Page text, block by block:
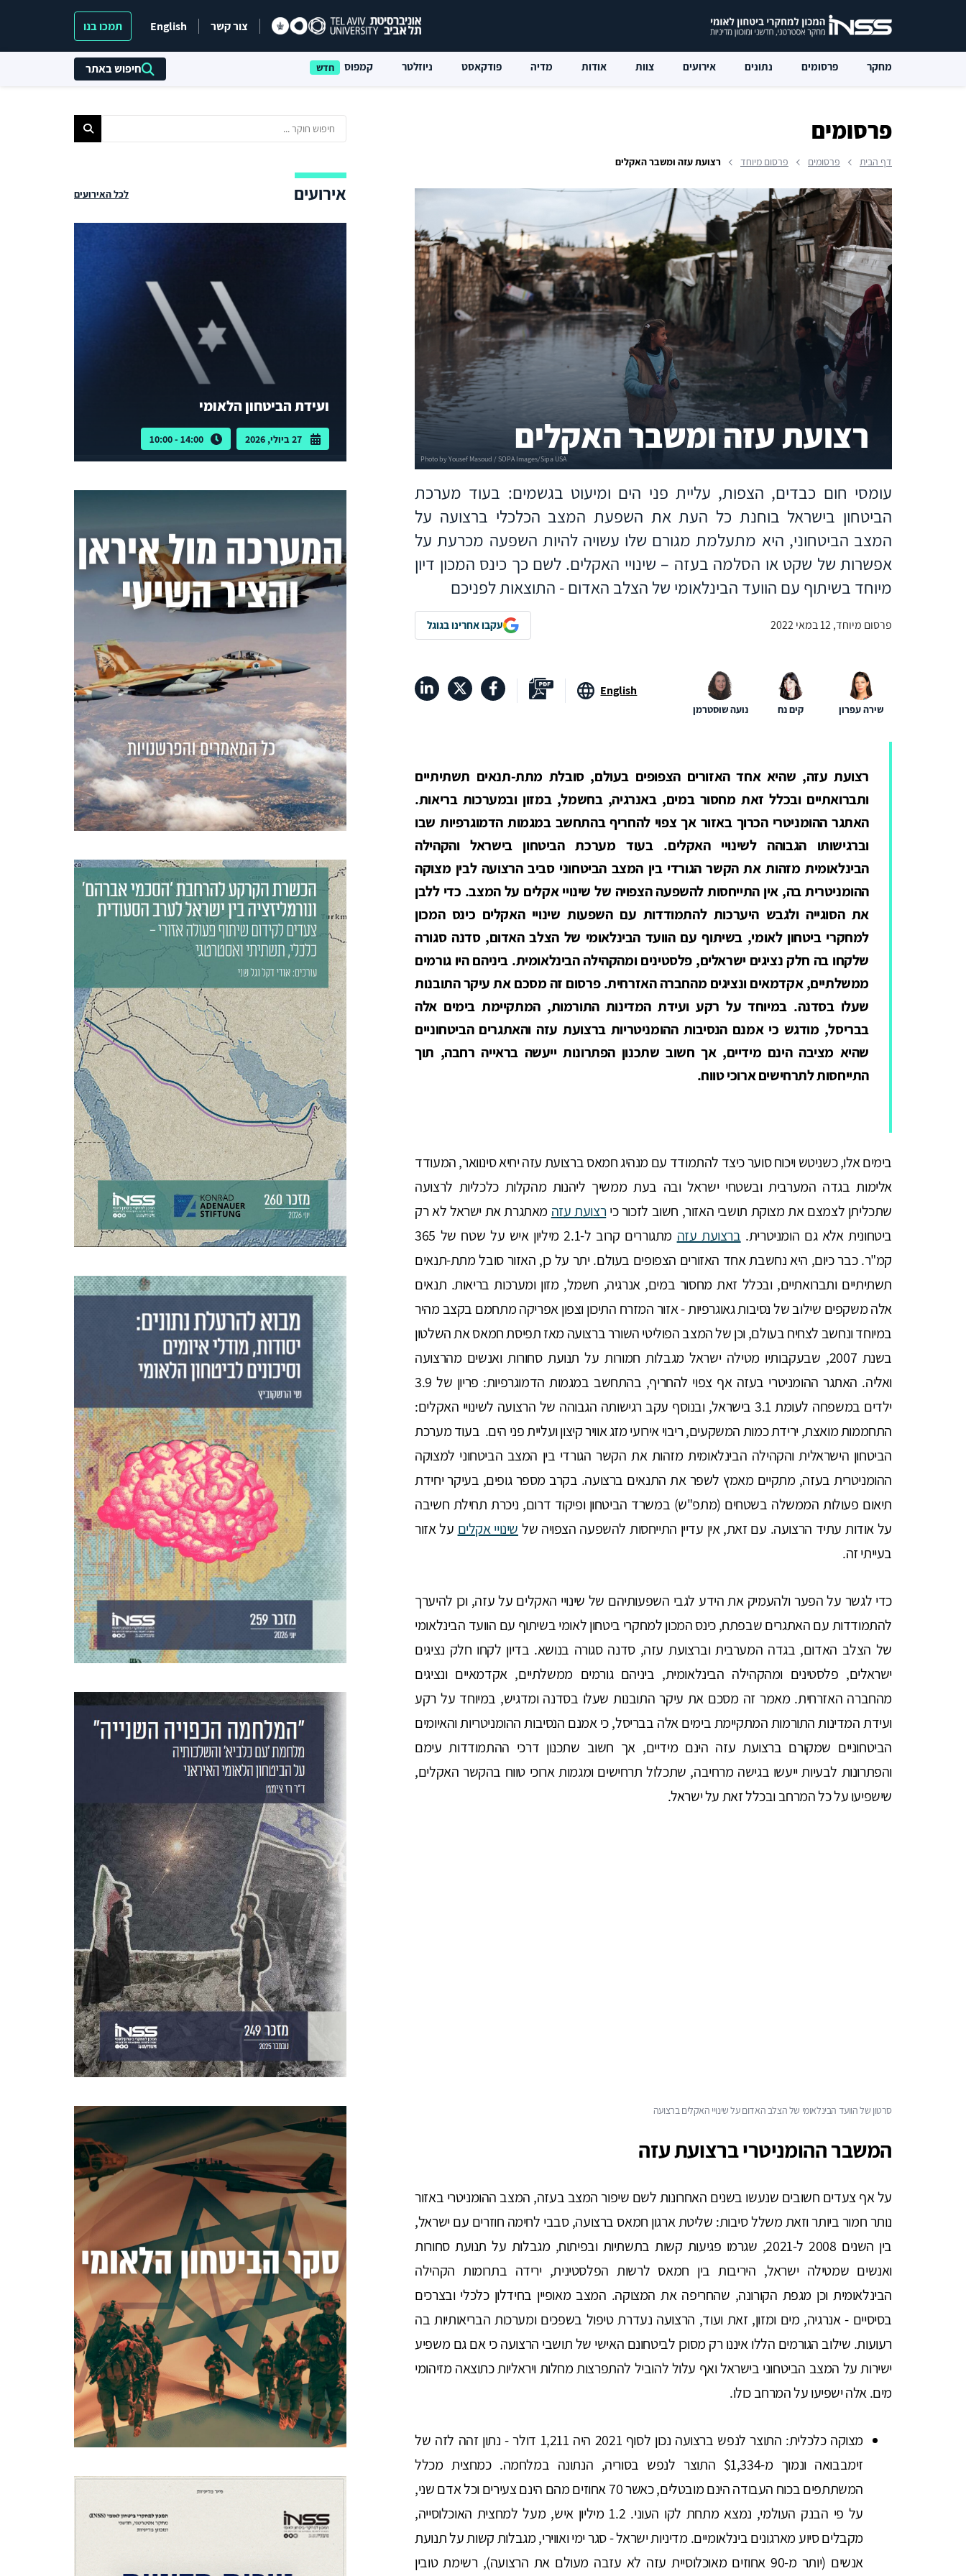
צור קשר English תמכו בנו
מחקר פרסומים נתונים אירועים צוות אודות מדיה פודקאסט ניוזלטר קמפוס חיפוש באתר
פרסומים
דף הבית פרסומים פרסום מיוחד רצועת עזה ומשבר האקלים
רצועת עזה ומשבר האקלים
עומסי חום כבדים, הצפות, עליית פני הים ומיעוט בגשמים: בעוד מערכת
הביטחון בישראל בוחנת כל העת את השפעת המצב הכלכלי ברצועה על
המצב הביטחוני, היא מתעלמת מגורם שלו עשויה להיות השפעה מכרעת על
אפשרות של שקט או הסלמה בעזה – שינויי האקלים. לשם כך כינס המכון דיון
מיוחד בשיתוף עם הוועד הבינלאומי של הצלב האדום - התוצאות לפניכם
פרסום מיוחד, 12 במאי 2022 עקבו אחרינו בגוגל
English
שירה עפרון קים נח נועה שוסטרמן
רצועת עזה, שהיא אחד האזורים הצפופים בעולם, סובלת מתת-תנאים תשתיתיים
ותברואתיים ובכלל זאת מחסור במים, באנרגיה, בחשמל, במזון ובמערכות בריאות.
האתגר ההומניטרי הכרוך באזור אך צפוי להחריף בהתחשב במגמות הדמוגרפיות שבו
וברגישותו הגבוהה לשינויי האקלים. בעוד מערכת הביטחון בישראל והקהילה
הבינלאומית מזהות את הקשר הגורדי בין המצב הביטחוני סביב הרצועה לבין מצוקה
ההומניטרית בה, אין התייחסות להשפעה הצפויה של שינויי אקלים על המצב. כדי ללבן
את הסוגייה ולגבש היערכות להתמודדות עם השפעות שינויי האקלים כינס המכון
למחקרי ביטחון לאומי, בשיתוף עם הוועד הבינלאומי של הצלב האדום, סדנה סגורה
שלקחו בה חלק נציגים ישראלים, פלסטינים ומהקהילה הבינלאומית. ביניהם היו גורמים
ממשלתיים, אקדמאים ונציגים מהחברה האזרחית. פרסום זה מסכם את עיקר התובנות
שעלו בסדנה. במיוחד על רקע ועידת המדינות התורמות, המתקיימת בימים אלה
בבריסל, מודגש כי אמנם הנסיבות ההומניטריות ברצועת עזה והאתגרים הביטחוניים
שהיא מציבה הינם מידיים, אך חשוב שתכנון הפתרונות ייעשה בראייה רחבה, תוך
התייחסות לתרחישים ארוכי טווח.
בימים אלו, כשניטש ויכוח סוער כיצד להתמודד עם מנהיג חמאס ברצועת עזה יחיא סינוואר, המעודד
אלימות בגדה המערבית ובשטחי ישראל ובה בעת ממשיך ליהנות מהקלות כלכליות לרצועה
שתכליתן לצמצם את מצוקת תושבי האזור, חשוב לזכור כי רצועת עזה מאתגרת את ישראל לא רק
ביטחונית אלא גם הומניטרית. ברצועת עזה
מתגוררים קרוב ל-2.1 מיליון איש על שטח של 365
קמ"ר. כבר כיום, היא נחשבת אחד האזורים הצפופים בעולם. יתר על כן, האזור סובל מתת-תנאים
תשתיתיים ותברואתיים, ובכלל זאת מחסור במים, אנרגיה, חשמל, מזון ומערכות בריאות. תנאים
אלה משקפים שילוב של נסיבות גאוגרפיות - אזור המזרח התיכון וצפון אפריקה מתחמם בקצב מהיר
במיוחד ונחשב לצחיח בעולם, וכן של המצב הפוליטי השורר ברצועה מאז תפיסת חמאס את השלטון
בשנת 2007, שבעקבותיו מטילה ישראל מגבלות חמורות על תנועת סחורות ואנשים מהרצועה
ואליה. האתגר ההומניטרי בעזה אף צפוי להחריף, בהתחשב במגמות הדמוגרפיות: פריון של 3.9
ילדים במשפחה לעומת 3.1 בישראל, ובנוסף עקב רגישותה הגבוהה של הרצועה לשינויי האקלים:
התחממות מואצת, ירידת כמות המשקעים, ריבוי אירועי מזג אוויר קיצון ועליית פני הים. בעוד מערכת
הביטחון הישראלית והקהילה הבינלאומית מזהות את הקשר הגורדי בין המצב הביטחוני למצוקה
ההומניטרית בעזה, מתקיים מאמץ לשפר את התנאים ברצועה. בקרב מספר גופים, בעיקר יחידת
תיאום פעולות הממשלה בשטחים (מתפ"ש) במשרד הביטחון ופיקוד דרום, ניכרת תחילת חשיבה
על אודות עתיד הרצועה. עם זאת, אין עדיין התייחסות להשפעה הצפויה של שינויי אקלים על אזור
בעייתי זה.
כדי לגשר על הפער ולהעמיק את הידע לגבי השפעותיהם של שינויי האקלים על עזה, וכן להיערך
להתמודדות עם האתגרים שבפתח, כינס המכון למחקרי ביטחון לאומי בשיתוף עם הוועד הבינלאומי
של הצלב האדום, בגדה המערבית וברצועת עזה, סדנה סגורה בנושא. בדיון לקחו חלק נציגים
ישראלים, פלסטינים ומהקהילה הבינלאומית, ביניהם גורמים ממשלתיים, אקדמאיים ונציגים
מהחברה האזרחית. מאמר זה מסכם את עיקר התובנות שעלו בסדנה ומדגיש, במיוחד על רקע
ועידת המדינות התורמות המתקיימת בימים אלה בבריסל, כי אמנם הנסיבות ההומניטריות והאיומים
הביטחוניים שמקורם ברצועת עזה הינם מידיים, אך חשוב שתכנון דרכי ההתמודדות עימם
והפתרונות לבעיות ייעשו בגישה מרחיבה, שתכלול תרחישים ומגמות ארוכי טווח בהקשר האקלים,
שישפיעו על כל המרחב ובכלל זאת על ישראל.
סרטון של הוועד הבינלאומי של הצלב האדום על שינויי האקלים ברצועה
המשבר ההומניטרי ברצועת עזה
על אף צעדים חשובים שנעשו בשנים האחרונות לשם שיפור המצב בעזה, המצב ההומניטרי באזור
נותר חמור ביותר וזאת משלל סיבות: שליטת ארגון חמאס ברצועה, סבבי לחימה חוזרים עם ישראל,
בין השנים 2008 ל-2021, שגרמו פגיעות קשות בתשתיות ובפיתוח, מגבלות על תנועת סחורות
ואנשים שמטילה ישראל, היריבות בין חמאס לרשות הפלסטינית, ירידה בתרומות הקהילה
הבינלאומית וכן מגפת הקורונה, שהחריפה את המצוקה. המצב מאופיין בחידלון כלכלי ובצרכים
בסיסיים - אנרגיה, מים ומזון, זאת ועוד, הרצועה נעדרת טיפול בשפכים ומערכות הבריאותיות בה
רעועות. שילוב הגורמים הללו איננו רק מסוכן לביטחונם האישי של תושבי הרצועה כי אם גם משפיע
ישירות על המצב הביטחוני בישראל ואף עלול להוביל להתפרצות מחלות ויראליות כתוצאה מזיהומי
מים. אלה ישפיעו על המרחב כולו.
מצוקה כלכלית: התוצר לנפש ברצועה נכון לסוף 2021 היה 1,211 דולר - נתון זהה לזה של
זימבבואה ונמוך מ-$1,334 התוצר לנפש בסוריה, הנתונה במלחמה. כמחצית מכלל
המשתתפים בכוח העבודה הינם מובטלים, כאשר 70 אחוזים מהם הינם צעירים וכל אדם שני,
על פי הבנק העולמי, נמצא מתחת לקו העוני. 1.2 מיליון איש, מעל למחצית האוכלוסייה,
מקבלים סיוע מארגונים בינלאומיים. מדיניות ישראל - סגר ימי ואווירי, מגבלות קשות על תנועת
אנשים (יותר מ-90 אחוזים מאוכלוסיית עזה לא עזבה מעולם את הרצועה), רשימת טובין
אירועים לכל האירועים
ועידת הביטחון הלאומי
27 ביולי, 2026 14:00 - 10:00